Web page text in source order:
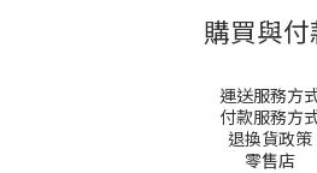
購買與付
運送服務方
付款服務方
退換貨政策
零售店